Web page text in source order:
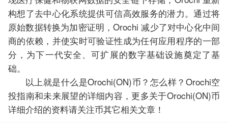
构想了去中心化系统提供可信高效服务的潜力。通过将
原始数据转换为加密证明，Orochi 减少了对中心化中间
商的依赖，并使实时可验证性成为任何应用程序的一部
分，为下一代安全、可扩展的数字基础设施奠定了基
础。
以上就是什么是Orochi(ON)币？怎么样？Orochi空
投指南和未来展望的详细内容，更多关于Orochi(ON)币
详细介绍的资料请关注币其它相关文章！